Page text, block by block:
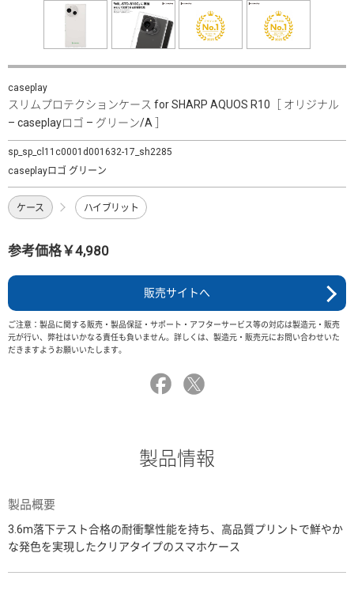
caseplay
スリムプロテクションケース for SHARP AQUOS R10［ オリジナル
– caseplayロゴ – グリーン/A ］
sp_sp_cl11c0001d001632-17_sh2285
caseplayロゴ グリーン
ケース ハイブリット
参考価格￥4,980
販売サイトへ
ご注意：製品に関する販売・製品保証・サポート・アフターサービス等の対応は製造元・販売
元が行い、弊社はいかなる責任も負いません。詳しくは、製造元・販売元にお問い合わせいた
だきますようお願いいたします。
製品情報
製品概要
3.6m落下テスト合格の耐衝撃性能を持ち、高品質プリントで鮮やか
な発色を実現したクリアタイプのスマホケース